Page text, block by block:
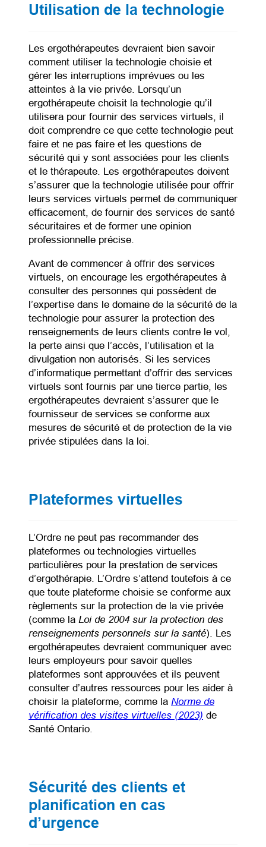
Utilisation de la technologie
Les ergothérapeutes devraient bien savoir
comment utiliser la technologie choisie et
gérer les interruptions imprévues ou les
atteintes à la vie privée. Lorsqu’un
ergothérapeute choisit la technologie qu’il
utilisera pour fournir des services virtuels, il
doit comprendre ce que cette technologie peut
faire et ne pas faire et les questions de
sécurité qui y sont associées pour les clients
et le thérapeute. Les ergothérapeutes doivent
s’assurer que la technologie utilisée pour offrir
leurs services virtuels permet de communiquer
efficacement, de fournir des services de santé
sécuritaires et de former une opinion
professionnelle précise.
Avant de commencer à offrir des services
virtuels, on encourage les ergothérapeutes à
consulter des personnes qui possèdent de
l’expertise dans le domaine de la sécurité de la
technologie pour assurer la protection des
renseignements de leurs clients contre le vol,
la perte ainsi que l’accès, l’utilisation et la
divulgation non autorisés. Si les services
d’informatique permettant d’offrir des services
virtuels sont fournis par une tierce partie, les
ergothérapeutes devraient s’assurer que le
fournisseur de services se conforme aux
mesures de sécurité et de protection de la vie
privée stipulées dans la loi.
Plateformes virtuelles
L’Ordre ne peut pas recommander des
plateformes ou technologies virtuelles
particulières pour la prestation de services
d’ergothérapie. L’Ordre s’attend toutefois à ce
que toute plateforme choisie se conforme aux
règlements sur la protection de la vie privée
(comme la Loi de 2004 sur la protection des
renseignements personnels sur la santé). Les
ergothérapeutes devraient communiquer avec
leurs employeurs pour savoir quelles
plateformes sont approuvées et ils peuvent
consulter d’autres ressources pour les aider à
choisir la plateforme, comme la Norme de
vérification des visites virtuelles (2023) (opens in a
de
Santé Ontario.
Sécurité des clients et
planification en cas
d’urgence